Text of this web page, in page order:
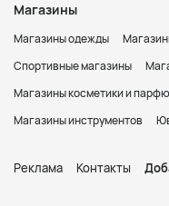
Магазины
Магазины одежды
Спортивные магазины
Магазины косметики и
Магазины инструментов
Реклама Контакты